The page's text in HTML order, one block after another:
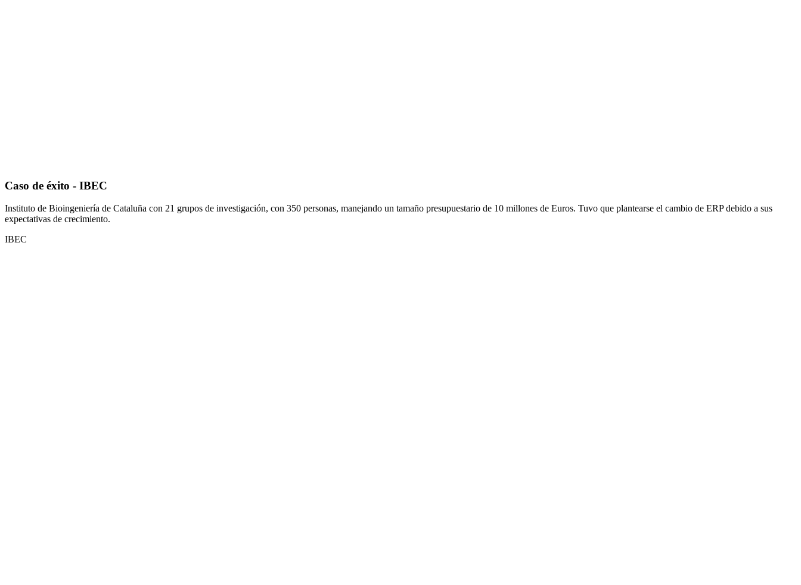
Caso de éxito - IBEC
Instituto de Bioingeniería de Cataluña con 21 grupos de investigación, con 350 personas, manejando un tamaño presupuestario de 10 millones de Euros. Tuvo que plantearse el cambio de ERP debido a sus
expectativas de crecimiento.
IBEC